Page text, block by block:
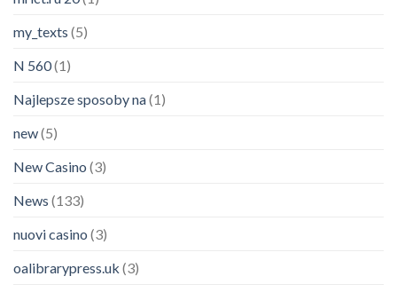
my_texts (5)
N 560(1)
Najlepsze sposoby na(1)
new(5)
New Casino (3)
News (133)
nuovi casino (3)
oalibrarypress.uk (3)